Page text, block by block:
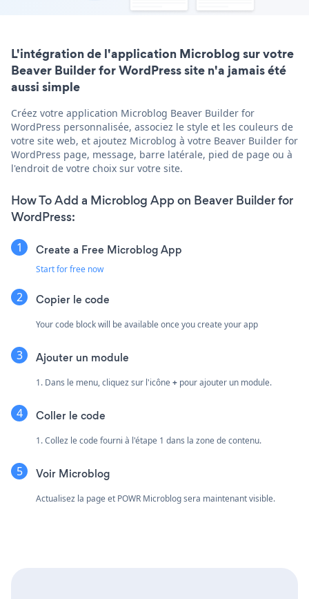
L'intégration de l'application Microblog sur votre
Beaver Builder for WordPress site n'a jamais été
aussi simple
Créez votre application Microblog Beaver Builder for
WordPress personnalisée, associez le style et les couleurs de
votre site web, et ajoutez Microblog à votre Beaver Builder for
WordPress page, message, barre latérale, pied de page ou à
l'endroit de votre choix sur votre site.
How To Add a Microblog App on Beaver Builder for
WordPress:
Create a Free Microblog App
Start for free now
Copier le code
Your code block will be available once you create your app
Ajouter un module
1. Dans le menu, cliquez sur l'icône+ pour ajouter un module.
Coller le code
1. Collez le code fourni à l'étape 1 dans la zone de contenu.
Voir Microblog
Actualisez la page et POWR Microblog sera maintenant visible.